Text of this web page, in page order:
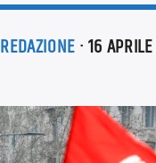
REDAZIONE· 16